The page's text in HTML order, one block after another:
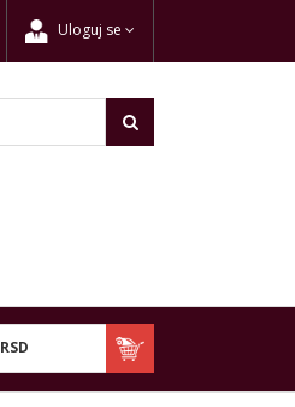
Uloguj se
RSD